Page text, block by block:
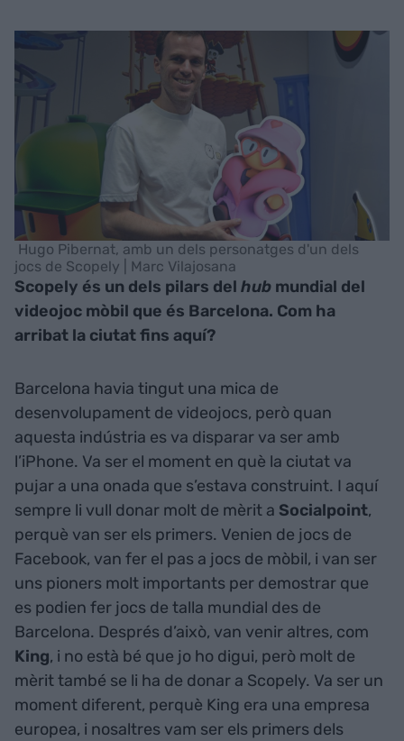
Hugo Pibernat, amb un dels personatges d'un dels
jocs de Scopely | Marc Vilajosana
Scopely és un dels pilars del hub mundial del
videojoc mòbil que és Barcelona. Com ha
arribat la ciutat fins aquí?
Barcelona havia tingut una mica de
desenvolupament de videojocs, però quan
aquesta indústria es va disparar va ser amb
l’iPhone. Va ser el moment en què la ciutat va
pujar a una onada que s’estava construint. I aquí
sempre li vull donar molt de mèrit a Socialpoint,
perquè van ser els primers. Venien de jocs de
Facebook, van fer el pas a jocs de mòbil, i van ser
uns pioners molt importants per demostrar que
es podien fer jocs de talla mundial des de
Barcelona. Després d’això, van venir altres, com
King, i no està bé que jo ho digui, però molt de
mèrit també se li ha de donar a Scopely. Va ser un
moment diferent, perquè King era una empresa
europea, i nosaltres vam ser els primers dels